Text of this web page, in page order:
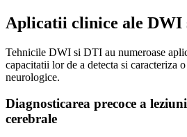
Aplicatii clinice ale DWI
Tehnicile DWI si DTI au numeroase
capacitatii lor de a detecta si caracteriza
neurologice.
Diagnosticarea precoce a
cerebrale